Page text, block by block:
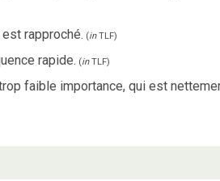
rapproché. (inTLF)
rapide. (inTLF)
faible importance, qui est